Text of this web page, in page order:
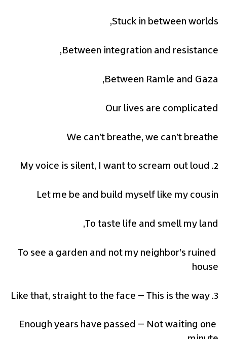
Stuck in between worlds,
Between integration and resistance,
Between Ramle and Gaza,
Our lives are complicated
We can’t breathe, we can’t breathe
2. My voice is silent, I want to scream out loud
Let me be and build myself like my cousin
To taste life and smell my land,
To see a garden and not my neighbor’s ruined
house
3. Like that, straight to the face – This is the way
Enough years have passed – Not waiting one